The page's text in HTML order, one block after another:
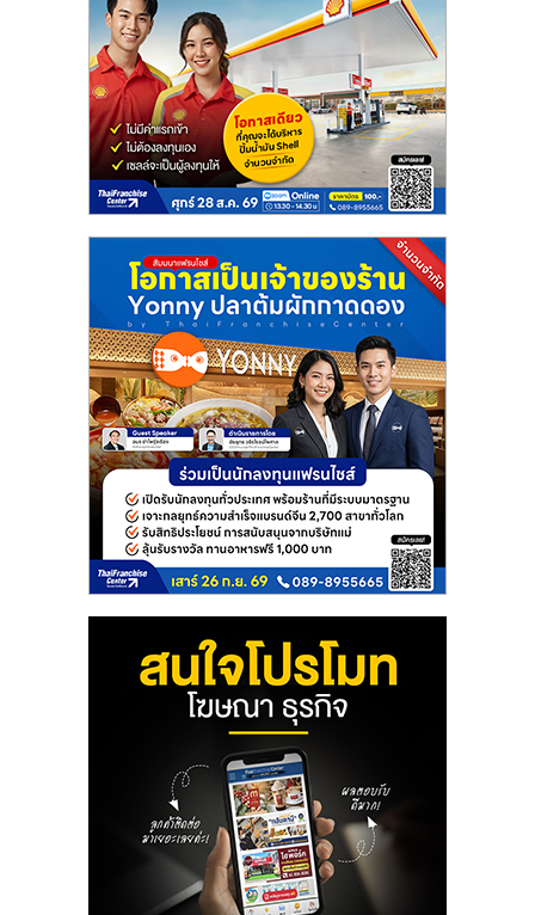
ไชส์
ขาย
แฟ
ไชส์
แฟ
ไชส์
ขาย
หน้า